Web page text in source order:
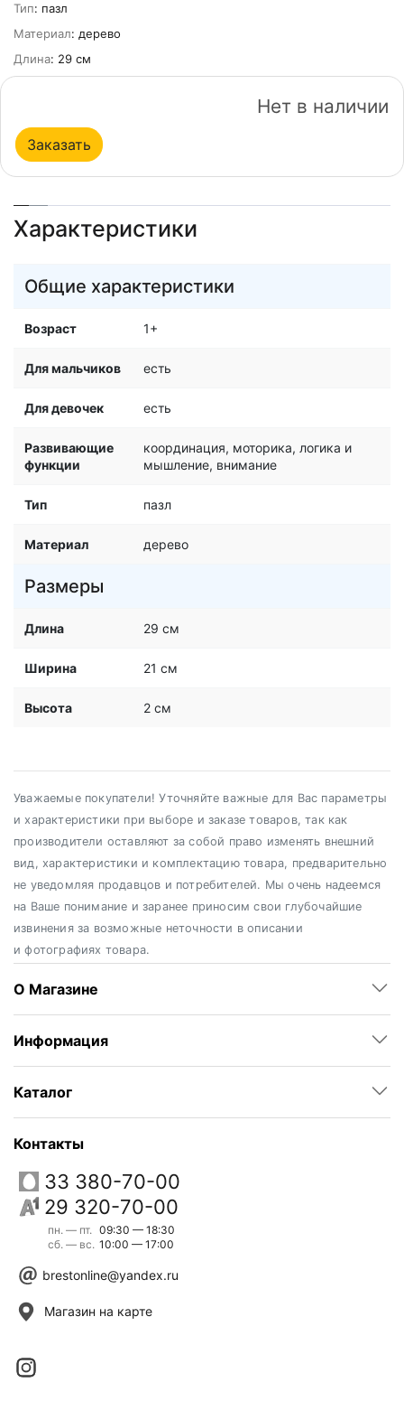
Тип: пазл
Материал: дерево
Длина: 29 см
Нет в наличии
Заказать
Характеристики
Общие характеристики
Возраст 1+
Для мальчиков есть
Для девочек есть
Развивающие
функции
координация, моторика, логика и
мышление, внимание
Тип пазл
Материал дерево
Размеры
Длина 29 см
Ширина 21 см
Высота 2 см
Уважаемые покупатели! Уточняйте важные для Вас параметры
и характеристики при выборе и заказе товаров, так как
производители оставляют за собой право изменять внешний
вид, характеристики и комплектацию товара, предварительно
не уведомляя продавцов и потребителей. Мы очень надеемся
на Ваше понимание и заранее приносим свои глубочайшие
извинения за возможные неточности в описании
и фотографиях товара.
О Магазине
Информация
Каталог
Контакты
33 380-70-00
29 320-70-00
пн. — пт.
сб. — вс.
09:30 — 18:30
10:00 — 17:00
brestonline@yandex.ru
Магазин на карте